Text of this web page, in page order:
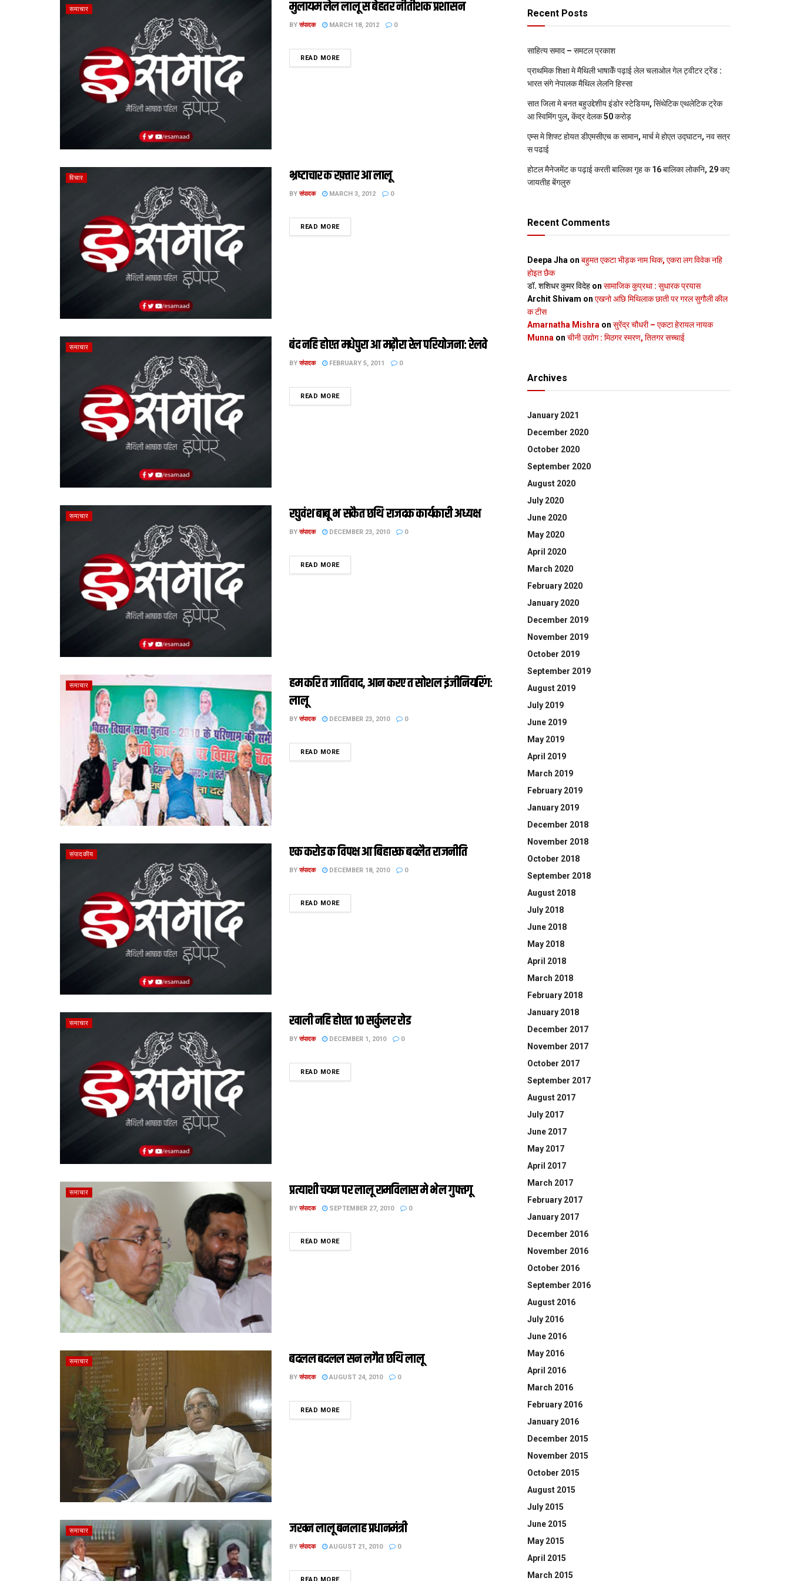
समाचार मुलायम लेल लालू स बेहतर नीतीशक प्रशासन
BY संपादक MARCH 18, 2012 0
READ MOREDETAILS
विचार भ्रष्‍टाचार क रफ़्तार आ लालू
BY संपादक MARCH 3, 2012 0
READ MOREDETAILS
समाचार बंद नहि होएत मधेपुरा आ मढ़ौरा रेल परियोजना: रेलवे
BY संपादक FEBRUARY 5, 2011 0
READ MOREDETAILS
समाचार रघुवंश बाबू भ सकैत छथि राजदक कार्यकारी अध्यक्ष
BY संपादक DECEMBER 23, 2010 0
READ MOREDETAILS
समाचार
हम करि त जातिवाद, आन करए त सोशल इंजीनियरिंग:
लालू
BY संपादक DECEMBER 23, 2010 0
READ MOREDETAILS
संपादकीय एक करोड क विपक्ष आ बिहारक बदलैत राजनीति
BY संपादक DECEMBER 18, 2010 0
READ MOREDETAILS
समाचार खाली नहि होएत 10 सर्कुलर रोड
BY संपादक DECEMBER 1, 2010 0
READ MOREDETAILS
समाचार प्रत्याशी चयन पर लालू रामविलास मे भेल गुफ्तगू
BY संपादक SEPTEMBER 27, 2010 0
READ MOREDETAILS
समाचार बदलल बदलल सन लगैत छथि लालू
BY संपादक AUGUST 24, 2010 0
READ MOREDETAILS
समाचार जखन लालू बनलाह प्रधानमंत्री
BY संपादक AUGUST 21, 2010 0
READ MOREDETAILS
Recent Posts
साहित्य समाद – समटल प्रकाश
प्राथमिक शि‍क्षा मे मैथि‍ली भाषाकेँ पढ़ाई लेल चलाओल गेल ट्वीटर ट्रेंड :
भारत संगे नेपालक मैथिल लेलनि हिस्सा
सात जिला मे बनत बहुउद्देशीय इंडोर स्‍टेडि‍यम, सिंथेटिक एथलेटिक ट्रेक
आ स्विमिंग पुल, केंद्र देलक 50 करोड़
एम्स मे शिफ्ट होयत डीएमसीएच क सामान, मार्च मे होएत उद्घाटन, नव सत्र
स पढाई
होटल मैनेजमेंट क पढ़ाई करती बालिका गृह क 16 बालिका लोकनि, 29 कए
जायतीह बेंगलुरु
Recent Comments
Deepa Jha on बहुमत एकटा भीड़क नाम थिक, एकरा लग विवेक नहि
होइत छैक
डॉ. शशिधर कुमर विदेह on सामाजिक कुप्रथा : सुधारक प्रयास
Archit Shivam on एखनो अछि मिथिलाक छाती पर गरल सुगौली कील
क टीस
Amarnatha Mishra on सुरेंद्र चौधरी – एकटा हेरायल नायक
Munna on चीनी उद्योग : मिठगर स्‍मरण, तितगर सच्‍चाई
Archives
January 2021
December 2020
October 2020
September 2020
August 2020
July 2020
June 2020
May 2020
April 2020
March 2020
February 2020
January 2020
December 2019
November 2019
October 2019
September 2019
August 2019
July 2019
June 2019
May 2019
April 2019
March 2019
February 2019
January 2019
December 2018
November 2018
October 2018
September 2018
August 2018
July 2018
June 2018
May 2018
April 2018
March 2018
February 2018
January 2018
December 2017
November 2017
October 2017
September 2017
August 2017
July 2017
June 2017
May 2017
April 2017
March 2017
February 2017
January 2017
December 2016
November 2016
October 2016
September 2016
August 2016
July 2016
June 2016
May 2016
April 2016
March 2016
February 2016
January 2016
December 2015
November 2015
October 2015
August 2015
July 2015
June 2015
May 2015
April 2015
March 2015